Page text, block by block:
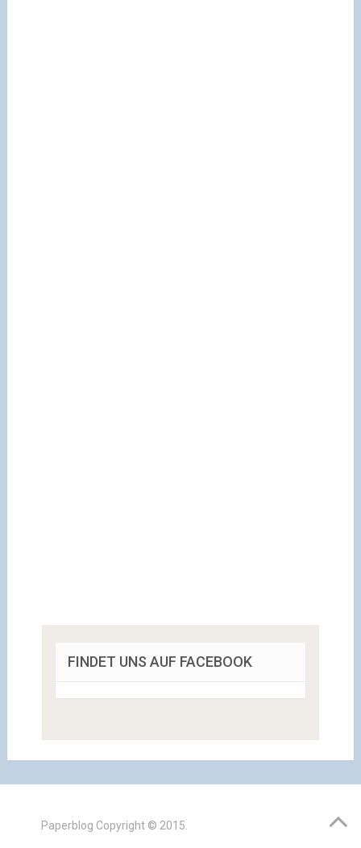
FINDET UNS AUF FACEBOOK
Paperblog Copyright © 2015.